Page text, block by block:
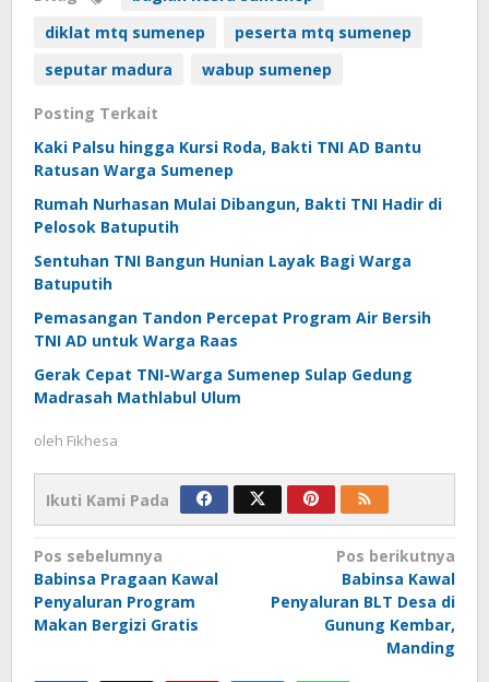
diklat mtq sumenep
peserta mtq sumenep
seputar madura
wabup sumenep
Posting Terkait
Kaki Palsu hingga Kursi Roda, Bakti TNI AD Bantu
Ratusan Warga Sumenep
Rumah Nurhasan Mulai Dibangun, Bakti TNI Hadir di
Pelosok Batuputih
Sentuhan TNI Bangun Hunian Layak Bagi Warga
Batuputih
Pemasangan Tandon Percepat Program Air Bersih
TNI AD untuk Warga Raas
Gerak Cepat TNI-Warga Sumenep Sulap Gedung
Madrasah Mathlabul Ulum
oleh Fikhesa
Ikuti Kami Pada
Navigasi
pos
Pos sebelumnya
Babinsa Pragaan Kawal
Penyaluran Program
Makan Bergizi Gratis
Pos berikutnya
Babinsa Kawal
Penyaluran BLT Desa di
Gunung Kembar,
Manding